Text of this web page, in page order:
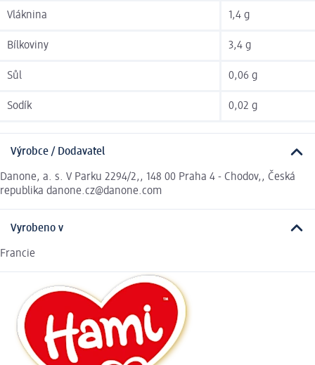
Vláknina 1,4 g
Bílkoviny 3,4 g
Sůl 0,06 g
Sodík 0,02 g
Výrobce / Dodavatel
Danone, a. s. V Parku 2294/2,, 148 00 Praha 4 - Chodov,, Česká
republika danone.cz@danone.com
Vyrobeno v
Francie